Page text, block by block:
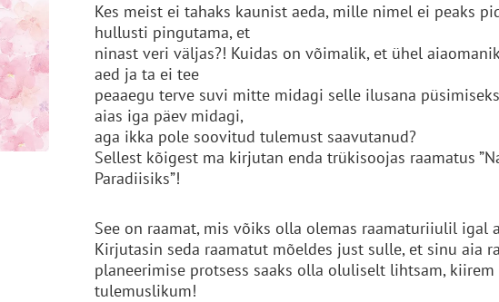
Kes meist ei tahaks kaunist aeda, mille nimel ei peaks
hullusti pingutama, et
ninast veri väljas?! Kuidas on võimalik, et ühel
aed ja ta ei tee
peaaegu terve suvi mitte midagi selle ilusana
aias iga päev midagi,
aga ikka pole soovitud tulemust saavutanud?
Sellest kõigest ma kirjutan enda trükisoojas raamatus
Paradiisiks”!
See on raamat, mis võiks olla olemas raamaturiiulil igal
Kirjutasin seda raamatut mõeldes just sulle, et sinu aia
planeerimise protsess saaks olla oluliselt lihtsam, kiirem
tulemuslikum!